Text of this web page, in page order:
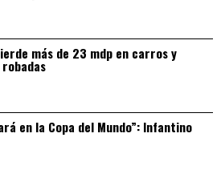
más de 23 mdp en carros y
en la Copa del Mundo”: Infantino